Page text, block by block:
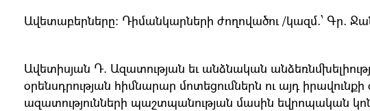
Ավետաբերները։ Դիմանկարների ժողովածու /կազմ.՝ Գր.
Ավետիսյան Դ. Ազատության եւ անձնական
օրենսդրության հիմնարար մոտեցումներն ու այդ
ազատությունների պաշտպանության մասին եվրոպական